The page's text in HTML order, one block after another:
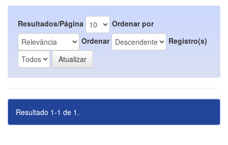
Resultados/Página
Ordenar por
Ordenar
Registro(s)
Resultado 1-1 de 1.